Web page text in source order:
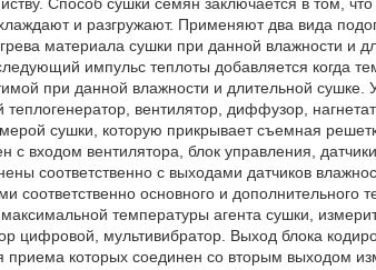
и разгружают. Применяют два вида
материала сушки при данной влажности и
импульс теплоты добавляется когда
при данной влажности и длительной сушке.
вентилятор, диффузор,
сушки, которую прикрывает съемная
с входом вентилятора, блок управления,
соответственно с выходами датчиков
основного и дополнительного
температуры агента сушки,
цифровой, мультивибратор. Выход блока
приема которых соединен со вторым выходом